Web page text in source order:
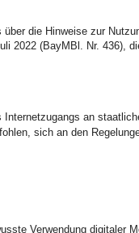
die Hinweise zur
2022 (BayMBl. Nr. 436),
an
sich an den
Verwendung digitaler